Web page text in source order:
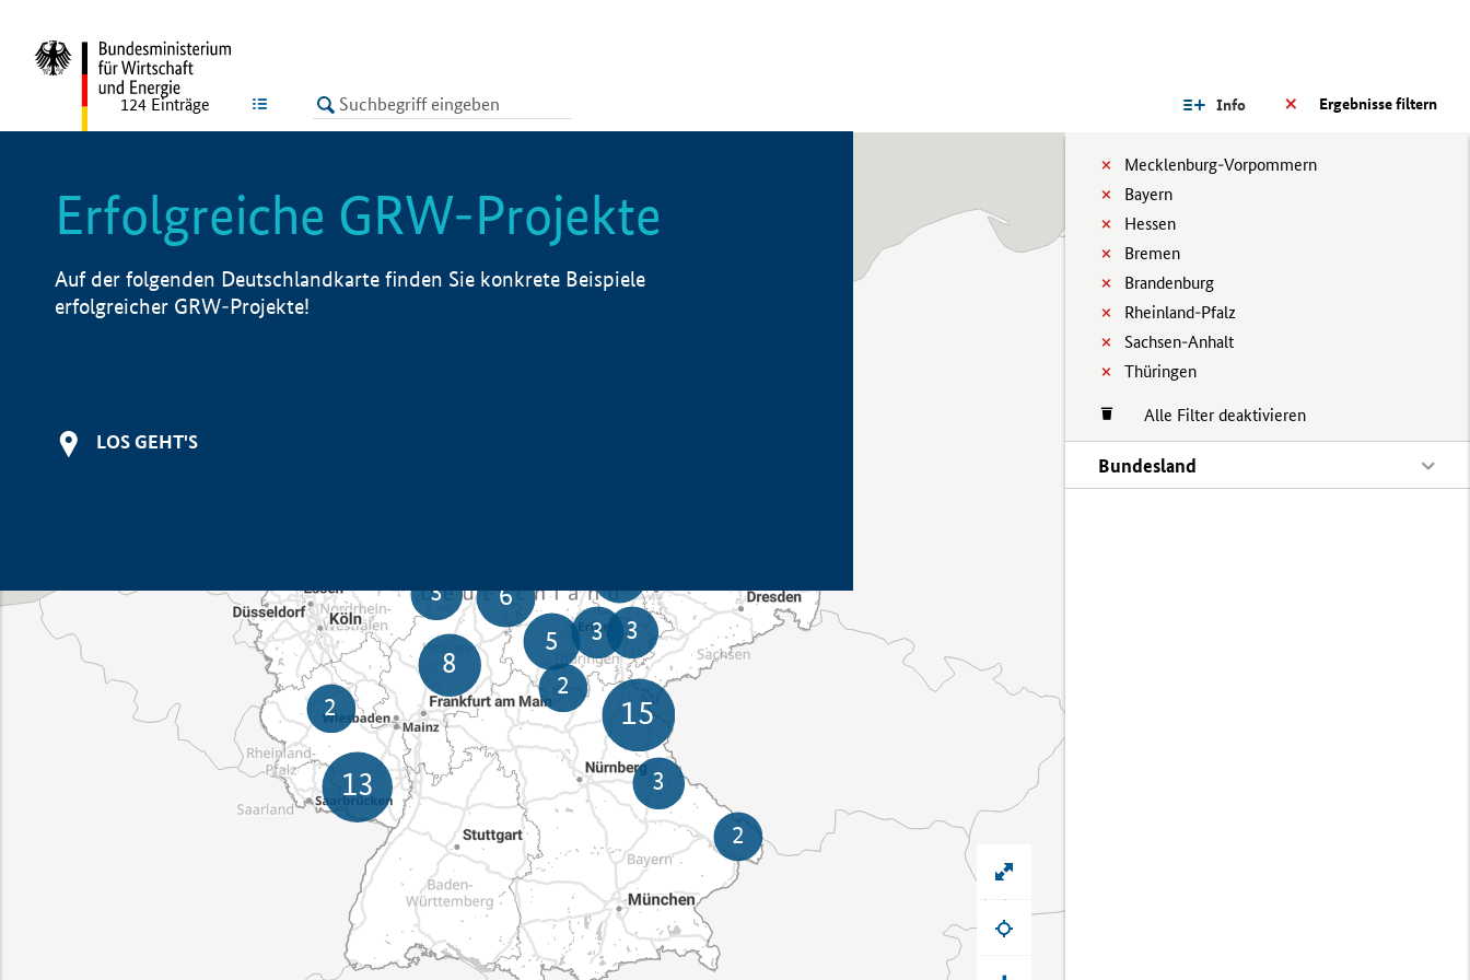
LISTE Ergebnisse filtern
Info
Mecklenburg-Vorpommern
Bayern
Hessen
Bremen
Brandenburg
Rheinland-Pfalz
Sachsen-Anhalt
Thüringen
Alle Filter deaktivieren
Bundesland
124 Einträge
Erfolgreiche GRW-Projekte
Auf der folgenden Deutschlandkarte finden Sie konkrete Beispiele
erfolgreicher GRW-Projekte!
LOS GEHT'S